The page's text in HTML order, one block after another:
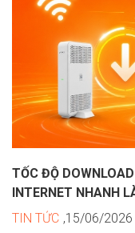
TỐC ĐỘ
INTERNET NHANH
TIN TỨC ,15/06/2026